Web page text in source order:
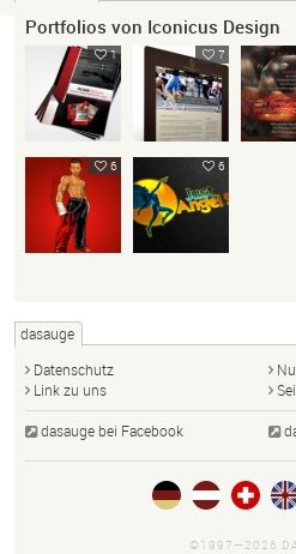
Portfolios von Iconicus Design
1 7
6 6
dasauge
Datenschutz
Link zu uns
dasauge bei Facebook
©1997—2026